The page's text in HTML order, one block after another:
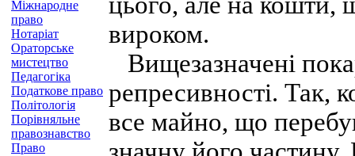
Міжнародне
право
Нотаріат
Ораторське
мистецтво
Педагогіка
Податкове право
Політологія
Порівняльне
правознавство
Право
вироком.
Вищезазначені
репресивності. Так,
все майно, що